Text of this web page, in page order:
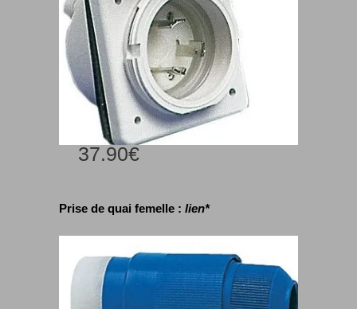
37.90€
Prise de quai femelle : lien*